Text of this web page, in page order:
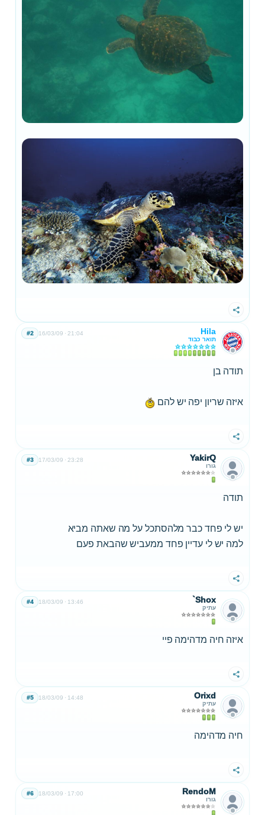
שתף
Hila
תואר כבוד
16/03/09 21:04
#2
תודה בן
איזה שריון יפה יש להם
שתף
YakirQ
גורו
17/03/09 23:28
#3
תודה
יש לי פחד כבר מלהסתכל על מה שאתה מביא
למה יש לי עדיין פחד ממעביש שהבאת פעם
שתף
`Shox
עתיק
18/03/09 13:46
#4
איזה חיה מדהימה פיי
שתף
Orixd
עתיק
18/03/09 14:48
#5
חיה מדהימה
שתף
RendoM
גורו
18/03/09 17:00
#6